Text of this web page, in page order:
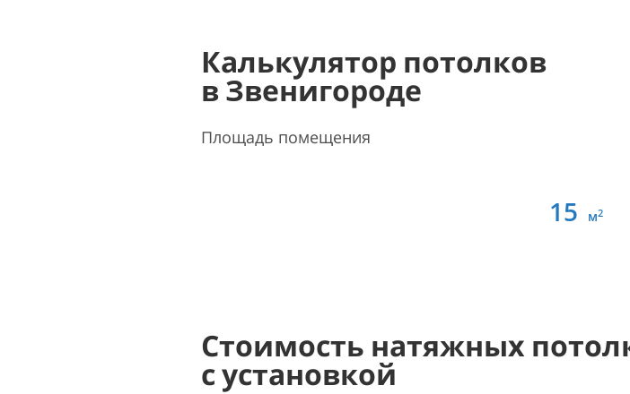
Калькулятор потолков
в Звенигороде
Площадь помещения
15 м2
Стоимость натяжных
с установкой